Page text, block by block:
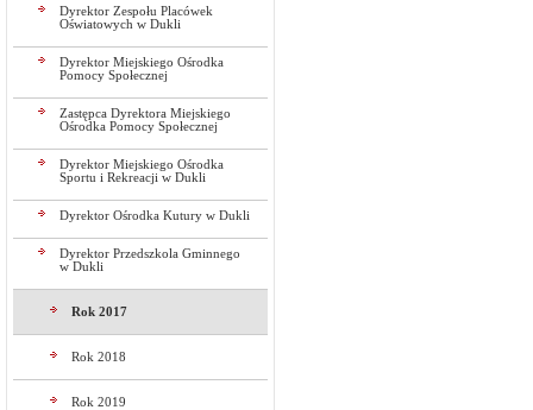
Dyrektor Zespołu Placówek
Oświatowych w Dukli
Dyrektor Miejskiego Ośrodka
Pomocy Społecznej
Zastępca Dyrektora Miejskiego
Ośrodka Pomocy Społecznej
Dyrektor Miejskiego Ośrodka
Sportu i Rekreacji w Dukli
Dyrektor Ośrodka Kutury w Dukli
Dyrektor Przedszkola Gminnego
w Dukli
Rok 2017
Rok 2018
Rok 2019